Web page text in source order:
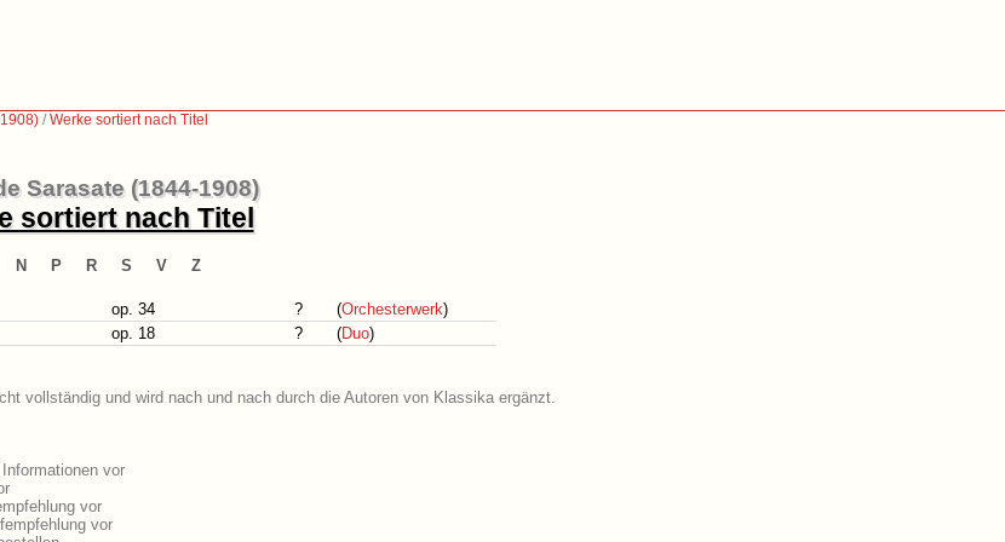
/Werke sortiert nach Titel
Sarasate (1844-1908)
sortiert nach Titel
N P R S V Z
op. 34 ? (Orchesterwerk)
op. 18 ? (Duo)
vollständig und wird nach und nach durch die Autoren von Klassika ergänzt.
vor
vor
vor